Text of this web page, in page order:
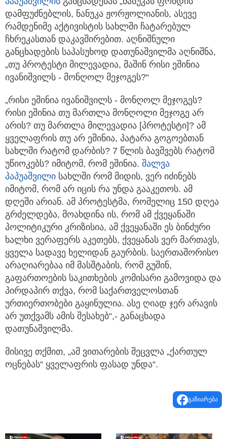
დამფუძნებლის, ნანუკა ჟორჟოლიანის, ასევე
რამდენიმე აქტივისტის სახლში ჩატარებულ
ჩხრეკასთან დაკავშირებით. აღნიშნული
განცხადების საპასუხოდ დათუნაშვილმა აღნიშნა,
„თუ პროტესტი მილევადია, მაშინ რისი ეშინია
ივანიშვილს - მონღოლ მეჯოგეს?“
„რისი ეშინია ივანიშვილს - მონღოლ მეჯოგეს?
რისი ეშინია თუ მართლა მონღოლი მეჯოგე არ
არის? თუ მართლა მილევადია [პროტესტი]? ამ
ყველაფრის თუ არ ეშინია, პატარა გოგოებთან
სახლში რატომ დარბის? 7 წლის ბავშვებს რატომ
უწიოკებს? იმიტომ, რომ ეშინია. შალვა
პაპუაშვილი სახლში რომ მიდის, ვერ იძინებს
იმიტომ, რომ არ იცის რა უნდა გააკეთოს. ამ
დღეში არიან. ამ პროტესტმა, რომელიც 150 დღეა
გრძელდება, მოახდინა ის, რომ ამ ქვეყანაში
პოლიტიკური კრიზისია, ამ ქვეყანაში ეს ბინძური
ხალხი ვერაფერს აკეთებს, ქვეყანას ვერ მართავს,
ყველა სადავე ხელიდან გაურბის. საერთაშორისო
არაღიარებაა იმ მასშტაბის, რომ გუშინ,
გაფართოების საკითხების კომისარი გამოვიდა და
პირდაპირ თქვა, რომ საქართველოსთან
ურთიერთობები გაყინულია. ასე ღიად ჯერ არავის
არ უთქვამს ამის შესახებ“,- განაცხადა
დათუნაშვილმა.
მისივე თქმით, „ამ ვითარების შეცვლა „ქართულ
ოცნებას“ ყველაფრის ფასად უნდა“.
გაზიარება